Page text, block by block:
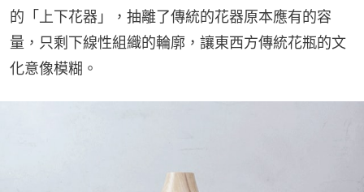
的「上下花器」，抽離了傳統的花器原本應有的容
量，只剩下線性組織的輪廓，讓東西方傳統花瓶的文
化意像模糊。